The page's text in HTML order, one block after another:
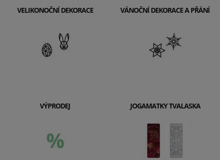
VELIKONOČNÍ DEKORACE VÁNOČNÍ DEKORACE A PŘÁNÍ
VÝPRODEJ JOGAMATKY TVALASKA